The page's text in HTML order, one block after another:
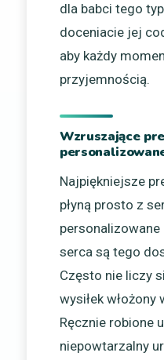
dla babci tego
doceniacie jej
aby każdy
przyjemnością.
Wzruszające
Najpiękniejsze
płyną prosto z
serca są tego
Często nie liczy
wysiłek
Ręcznie robione
niepowtarzalny